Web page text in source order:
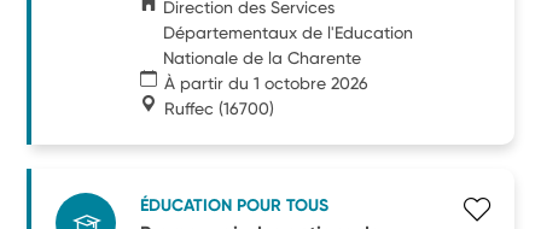
Direction des Services
Départementaux de l'Education
Nationale de la Charente
À partir du 1 octobre 2026
Ruffec (16700)
ÉDUCATION POUR TOUS